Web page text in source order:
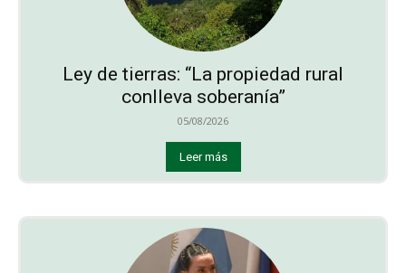
Ley de tierras: “La propiedad rural
conlleva soberanía”
05/08/2026
Leer más